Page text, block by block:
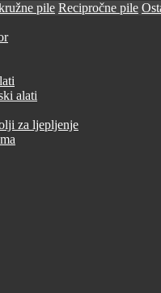
pile Recipročne pile
alati
za ljepljenje